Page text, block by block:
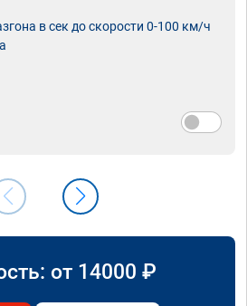
в сек до скорости 0-100 км/ч
от 14000 ₽